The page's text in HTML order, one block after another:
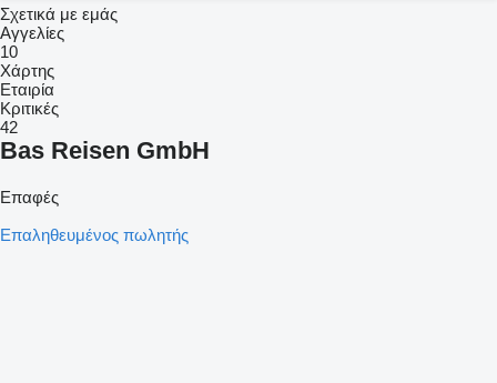
Σχετικά με εμάς
Αγγελίες
10
Χάρτης
Εταιρία
Κριτικές
42
Bas Reisen GmbH
Επαφές
Επαληθευμένος πωλητής